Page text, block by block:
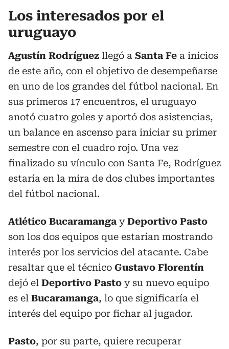
Los interesados por el
uruguayo
Agustín Rodríguez llegó a Santa Fe a inicios
de este año, con el objetivo de desempeñarse
en uno de los grandes del fútbol nacional. En
sus primeros 17 encuentros, el uruguayo
anotó cuatro goles y aportó dos asistencias,
un balance en ascenso para iniciar su primer
semestre con el cuadro rojo. Una vez
finalizado su vínculo con Santa Fe, Rodríguez
estaría en la mira de dos clubes importantes
del fútbol nacional.
Atlético Bucaramanga yDeportivo Pasto
son los dos equipos que estarían mostrando
interés por los servicios del atacante. Cabe
resaltar que el técnico Gustavo Florentín
dejó el Deportivo Pasto y su nuevo equipo
es el Bucaramanga, lo que significaría el
interés del equipo por fichar al jugador.
Pasto, por su parte, quiere recuperar